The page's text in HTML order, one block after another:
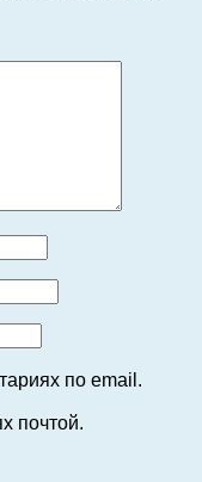
по email.
почтой.